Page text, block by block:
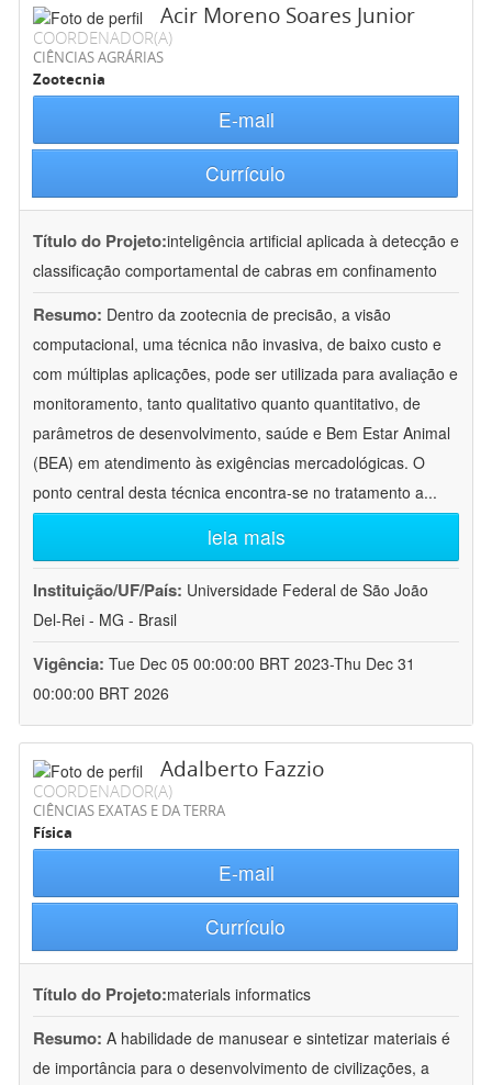
Acir Moreno Soares Junior
COORDENADOR(A)
CIÊNCIAS AGRÁRIAS
Zootecnia
E-mail
Currículo
Título do Projeto:inteligência artificial aplicada à detecção e
classificação comportamental de cabras em confinamento
Resumo: Dentro da zootecnia de precisão, a visão
computacional, uma técnica não invasiva, de baixo custo e
com múltiplas aplicações, pode ser utilizada para avaliação e
monitoramento, tanto qualitativo quanto quantitativo, de
parâmetros de desenvolvimento, saúde e Bem Estar Animal
(BEA) em atendimento às exigências mercadológicas. O
ponto central desta técnica encontra-se no tratamento a...
leia mais
Instituição/UF/País: Universidade Federal de São João
Del-Rei - MG - Brasil
Vigência: Tue Dec 05 00:00:00 BRT 2023-Thu Dec 31
00:00:00 BRT 2026
Adalberto Fazzio
COORDENADOR(A)
CIÊNCIAS EXATAS E DA TERRA
Física
E-mail
Currículo
Título do Projeto:materials informatics
Resumo: A habilidade de manusear e sintetizar materiais é
de importância para o desenvolvimento de civilizações, a